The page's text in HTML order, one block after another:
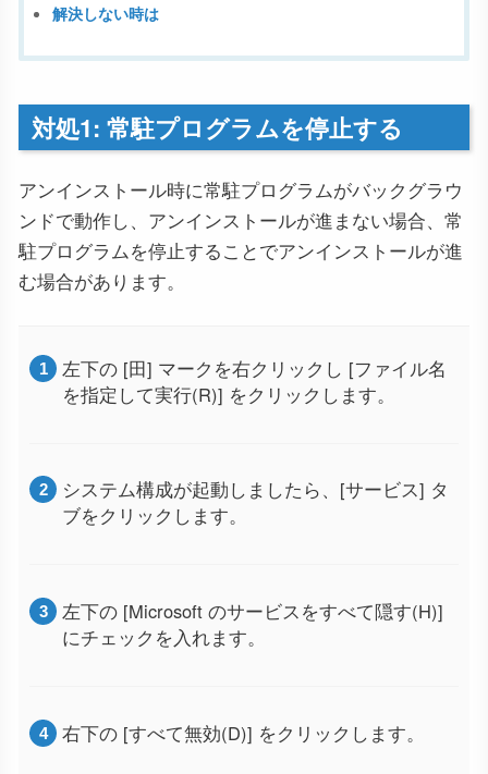
解決しない時は
対処1: 常駐プログラムを停止する
アンインストール時に常駐プログラムがバックグラウ
ンドで動作し、アンインストールが進まない場合、常
駐プログラムを停止することでアンインストールが進
む場合があります。
左下の [田] マークを右クリックし [ファイル名
を指定して実行(R)] をクリックします。
システム構成が起動しましたら、[サービス] タ
ブをクリックします。
左下の [Microsoft のサービスをすべて隠す(H)]
にチェックを入れます。
右下の [すべて無効(D)] をクリックします。